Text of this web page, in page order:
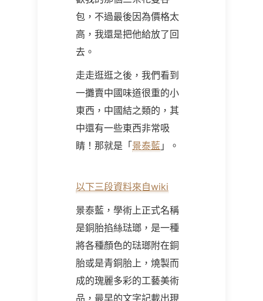
包，不過最後因為價格太
高，我還是把他給放了回
去。
走走逛逛之後，我們看到
一攤賣中國味道很重的小
東西，中國結之類的，其
中還有一些東西非常吸
睛！那就是「 景泰藍 」。
以下三段資料來自wiki
景泰藍，學術上正式名稱
是銅胎掐絲琺瑯，是一種
將各種顏色的琺瑯附在銅
胎或是青銅胎上，燒製而
成的瑰麗多彩的工藝美術
品，最早的文字記載出現